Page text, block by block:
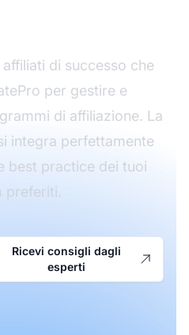
di successo che
per gestire e
di affiliazione. La
integra perfettamente
best practice dei tuoi
preferiti.
Ricevi consigli dagli
esperti